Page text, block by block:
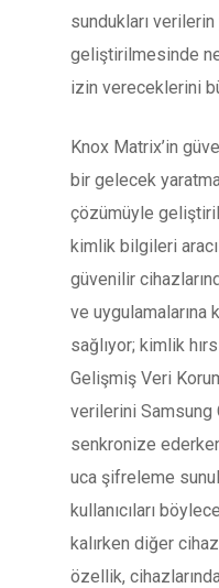
sundukları
geliştirilmesinde
izin vereceklerini
Knox Matrix’in
bir gelecek
çözümüyle
kimlik bilgileri
güvenilir
ve uygulamalarına
sağlıyor; kimlik
Gelişmiş Veri
verilerini Samsung
senkronize
uca şifreleme
kullanıcıları
kalırken diğer
özellik,